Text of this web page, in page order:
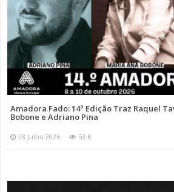
Amadora Fado: 14ª Edição Traz Raquel
Bobone e Adriano Pina
28 Julho 2026 53 K